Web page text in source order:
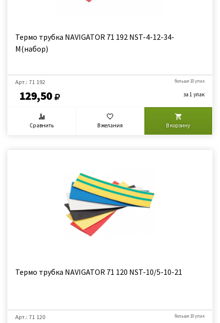
Термо трубка NAVIGATOR 71 192 NST-4-12-34-
М(набор)
Арт.: 71 192
129,50
больше 10 упак
за 1 упак
Сравнить В желания В корзину
Термо трубка NAVIGATOR 71 120 NST-10/5-10-21
Арт.: 71 120 больше 10 упак